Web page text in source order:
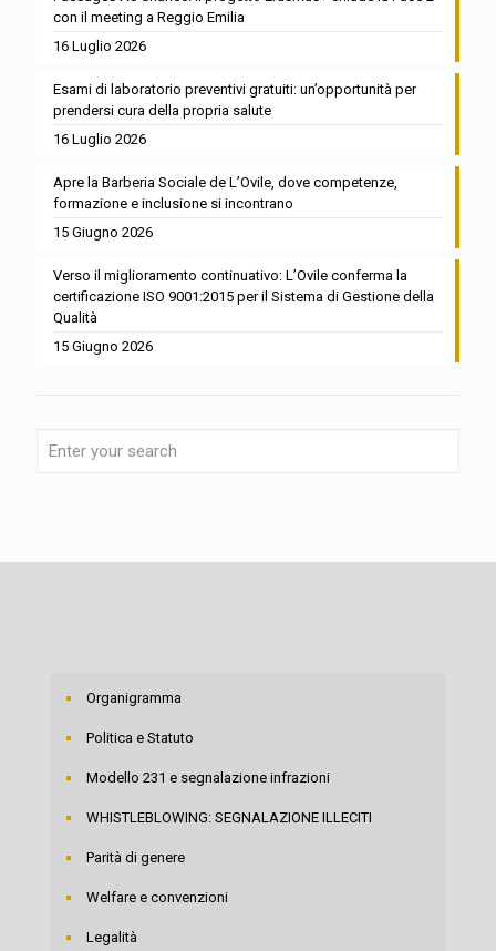
con il meeting a Reggio Emilia
16 Luglio 2026
Esami di laboratorio preventivi gratuiti: un’opportunità per
prendersi cura della propria salute
16 Luglio 2026
Apre la Barberia Sociale de L’Ovile, dove competenze,
formazione e inclusione si incontrano
15 Giugno 2026
Verso il miglioramento continuativo: L’Ovile conferma la
certificazione ISO 9001:2015 per il Sistema di Gestione della
Qualità
15 Giugno 2026
Organigramma
Politica e Statuto
Modello 231 e segnalazione infrazioni
WHISTLEBLOWING: SEGNALAZIONE ILLECITI
Parità di genere
Welfare e convenzioni
Legalità